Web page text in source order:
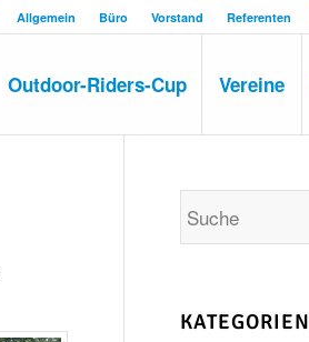
Allgemein Büro Vorstand Referenten
Outdoor-Riders-Cup Vereine
KATEGORIEN